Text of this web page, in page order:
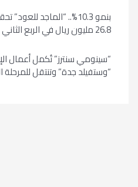
بنمو 10.3%.. “الماجد
26.8 مليون ريال في الربع الثاني من 2026
“سينومي سنترز” تُكمل أعمال
“وستفيلد جدة” وتنتقل للمرحلة